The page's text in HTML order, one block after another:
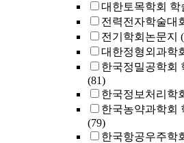
대한토목학회 학
전력전자학술대
전기학회논문지
대한정형외과학
한국정밀공학회
(81)
한국정보처리학
한국농약과학회
(79)
한국항공우주학